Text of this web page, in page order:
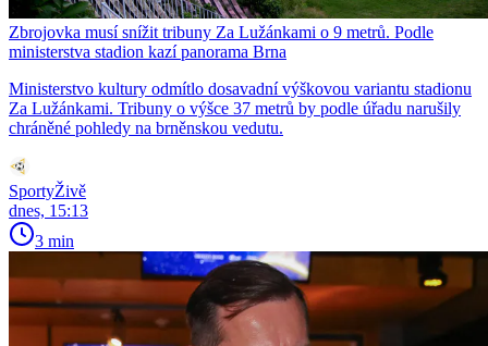
Zbrojovka musí snížit tribuny Za Lužánkami o 9 metrů. Podle
ministerstva stadion kazí panorama Brna
Ministerstvo kultury odmítlo dosavadní výškovou variantu stadionu
Za Lužánkami. Tribuny o výšce 37 metrů by podle úřadu narušily
chráněné pohledy na brněnskou vedutu.
SportyŽivě
dnes, 15:13
3 min